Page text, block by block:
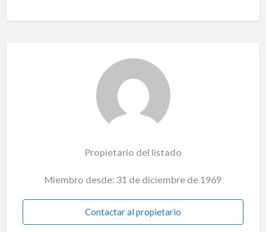
Propietario del listado
Miembro desde: 31 de diciembre de 1969
Contactar al propietario